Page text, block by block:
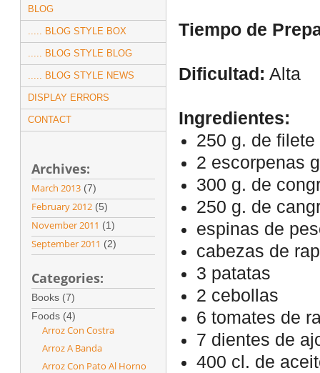
BLOG
..... BLOG STYLE BOX
..... BLOG STYLE BLOG
..... BLOG STYLE NEWS
DISPLAY ERRORS
CONTACT
Archives:
March 2013(7)
February 2012(5)
November 2011 (1)
September 2011 (2)
Categories:
Books (7)
Foods (4)
Arroz Con Costra
Arroz A Banda
Arroz Con Pato Al Horno
Tiempo de
Dificultad: Alta
Ingredientes:
250 g. de filete
2 escorpenas
300 g. de
250 g. de
espinas de
cabezas de
3 patatas
2 cebollas
6 tomates de
7 dientes de
400 cl. de